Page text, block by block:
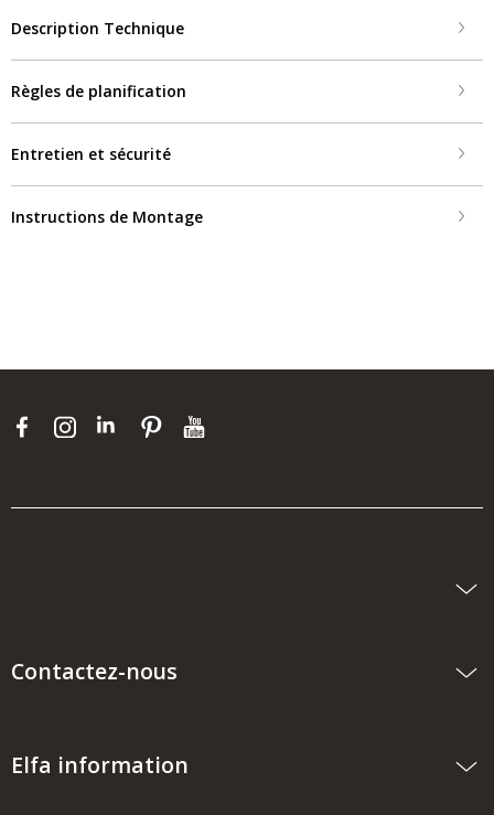
Description Technique
Règles de planification
Entretien et sécurité
Instructions de Montage
Contactez-nous
Elfa information